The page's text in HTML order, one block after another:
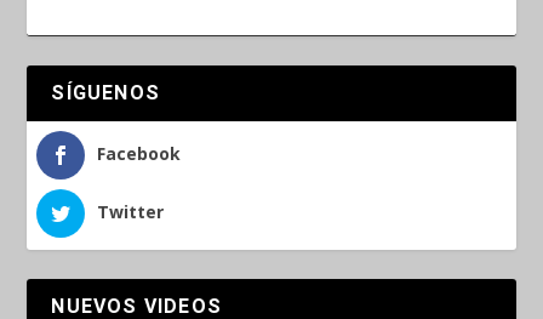
SÍGUENOS
Facebook
Twitter
NUEVOS VIDEOS